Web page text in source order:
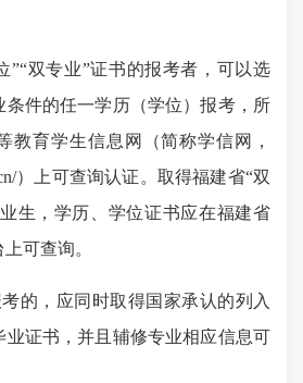
”“双专业”证书的报考者，可以选
条件的任一学历（学位）报考，所
教育学生信息网（简称学信网，
）上可查询认证。取得福建省“双
生，学历、学位证书应在福建省
可查询。
的，应同时取得国家承认的列入
业证书，并且辅修专业相应信息可